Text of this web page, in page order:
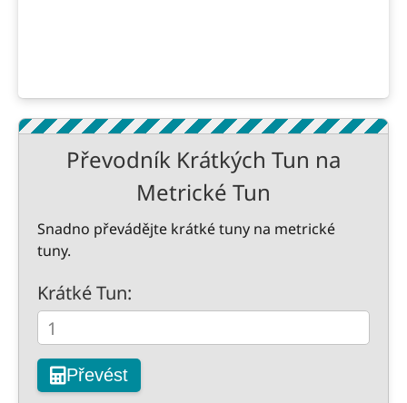
Převodník Krátkých Tun na
Metrické Tun
Snadno převádějte krátké tuny na metrické
tuny.
Krátké Tun:
Převést